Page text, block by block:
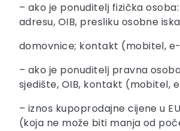
– ako je ponuditelj fizička
adresu, OIB, presliku osobne
domovnice; kontakt (mobitel,
– ako je ponuditelj pravna
sjedište, OIB, kontakt (mobitel,
– iznos kupoprodajne cijene u
(koja ne može biti manja od